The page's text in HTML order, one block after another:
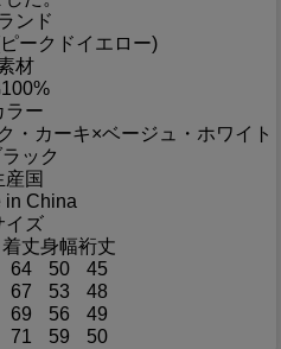
ンド
ークドイエロー)
材
ラー
・カーキ×ベージュ・ホワイト
ック
産国
in China
イズ
着丈身幅裄丈
64 50
45
67 53
48
69 56
49
71 59 50